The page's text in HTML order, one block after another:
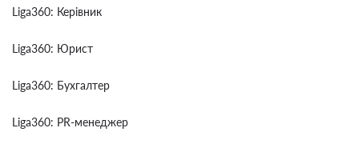
Liga360: Керівник
Liga360: Юрист
Liga360: Бухгалтер
Liga360: PR-менеджер